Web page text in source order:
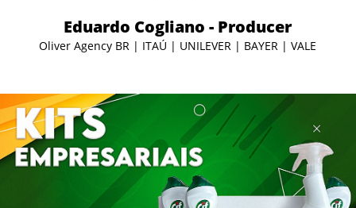
Eduardo Cogliano - Producer
Oliver Agency BR | ITAÚ | UNILEVER | BAYER | VALE